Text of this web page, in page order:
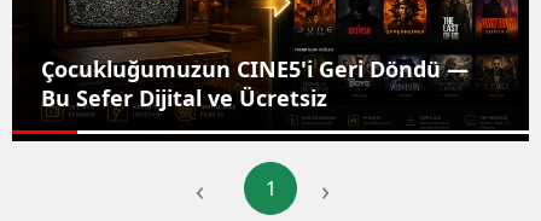
Çocukluğumuzun CINE5'i Geri Döndü —
Bu Sefer Dijital ve Ücretsiz
‹ 1 ›